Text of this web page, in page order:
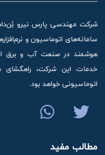
شرکت مهندسی پارس نیرو بُن‌داد
سامانه‌های اتوماسیون و
هوشمند در صنعت آب و برق
خدمات این شرکت، راهگشای
اتوماسیونی خواهد بود.
مطالب مفید